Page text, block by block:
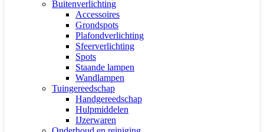
Buitenverlichting
Accessoires
Grondspots
Plafondverlichting
Sfeerverlichting
Spots
Staande lampen
Wandlampen
Tuingereedschap
Handgereedschap
Hulpmiddelen
IJzerwaren